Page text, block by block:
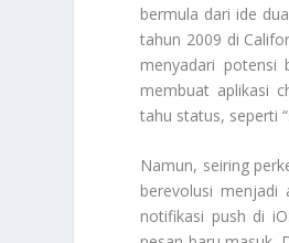
bermula dari ide
tahun 2009 di
menyadari potensi
membuat aplikasi
tahu status, seperti
Namun, seiring
berevolusi menjadi
notifikasi push di